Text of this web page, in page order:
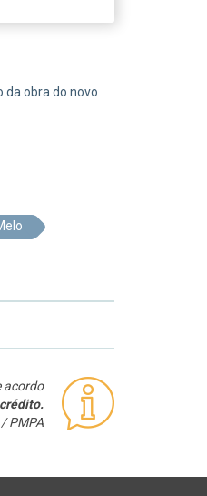
da obra do novo
acordo
PMPA